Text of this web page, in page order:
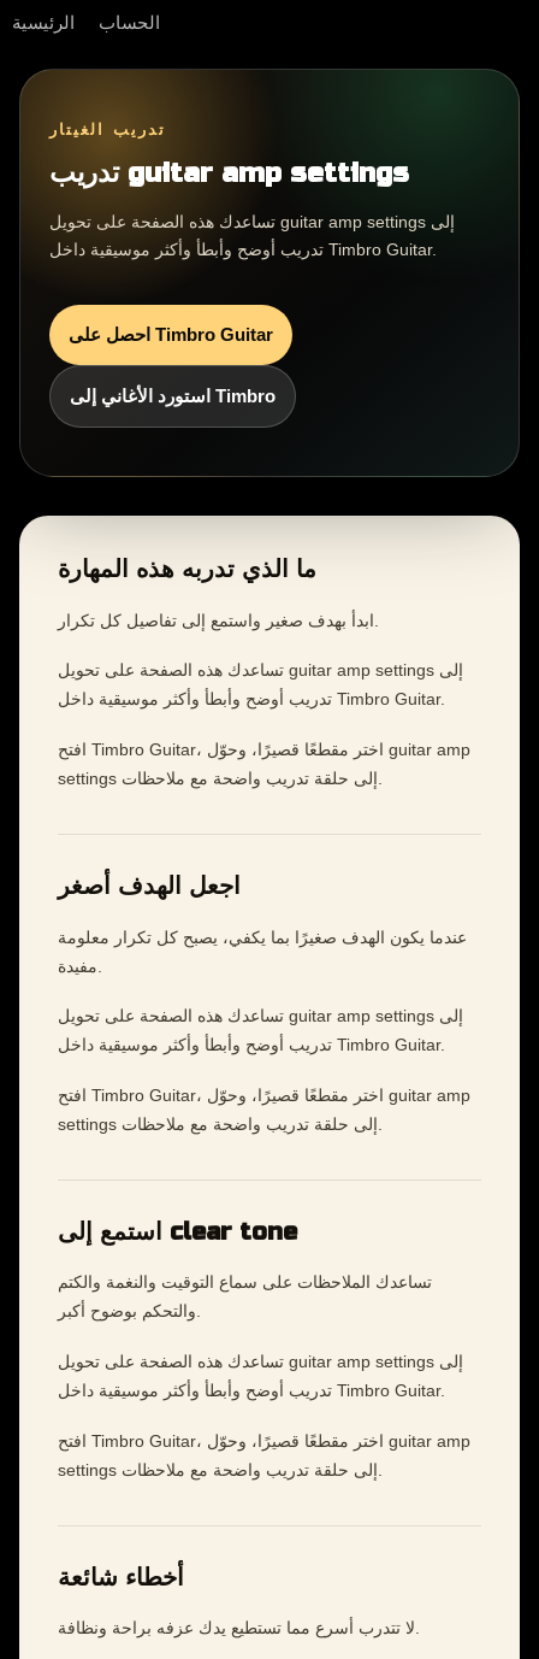
الرئيسية الحساب
تدريب الغيتار
تدريب guitar amp settings
تساعدك هذه الصفحة على تحويل guitar amp settings إلى
تدريب أوضح وأبطأ وأكثر موسيقية داخل Timbro Guitar.
احصل على Timbro Guitar
استورد الأغاني إلى Timbro
ما الذي تدربه هذه المهارة
تساعدك هذه الصفحة على تحويل guitar amp settings إلى
تدريب أوضح وأبطأ وأكثر موسيقية داخل Timbro Guitar.
افتح Timbro Guitar، اختر مقطعًا قصيرًا، وحوّل guitar amp
اجعل الهدف أصغر
عندما يكون الهدف صغيرًا بما يكفي، يصبح كل تكرار معلومة
تساعدك هذه الصفحة على تحويل guitar amp settings إلى
تدريب أوضح وأبطأ وأكثر موسيقية داخل Timbro Guitar.
افتح Timbro Guitar، اختر مقطعًا قصيرًا، وحوّل guitar amp
استمع إلى clear tone
تساعدك الملاحظات على سماع التوقيت والنغمة والكتم
والتحكم بوضوح أكبر.
تساعدك هذه الصفحة على تحويل guitar amp settings إلى
تدريب أوضح وأبطأ وأكثر موسيقية داخل Timbro Guitar.
افتح Timbro Guitar، اختر مقطعًا قصيرًا، وحوّل guitar amp
أخطاء شائعة
لا تتدرب أسرع مما تستطيع يدك عزفه براحة ونظافة.